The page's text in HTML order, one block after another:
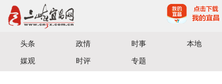
宜昌三峡融媒体中心主办
头条 政情 时事
本地
媒观
时评 专题